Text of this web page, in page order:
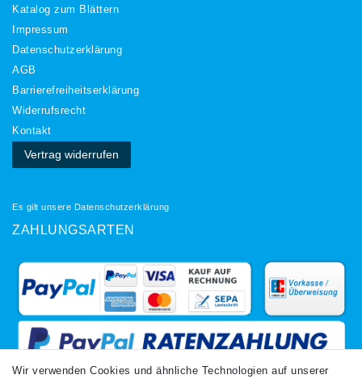
Katalog zum Blättern
Impressum
Daten­schutz­erklärung
AGB
Barrierefreiheitserklärung
Widerrufs­recht
Kontakt
Vertrag widerrufen
Es gilt unsere Datenschutzerklärung
ZAHLUNGSARTEN
Wir verwenden Cookies und ähnliche Technologien auf unserer